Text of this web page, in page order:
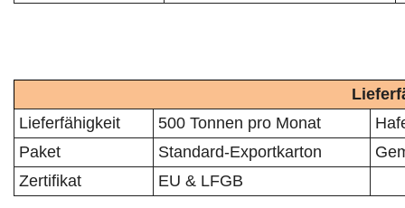
Lieferfähigkeit
500 Tonnen pro Monat
Paket
Standard-Exportkarton
Zertifikat
EU & LFGB